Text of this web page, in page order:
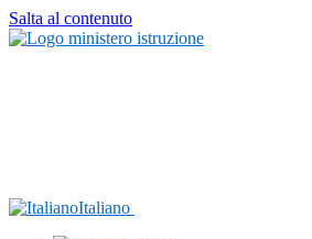
Salta al contenuto
Italiano